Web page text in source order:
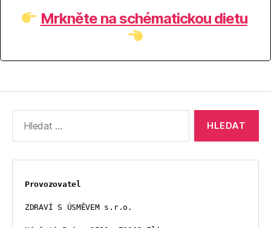
Mrkněte na schématickou dietu
vyhledávání:
Provozovatel
ZDRAVÍ S ÚSMĚVEM s.r.o.